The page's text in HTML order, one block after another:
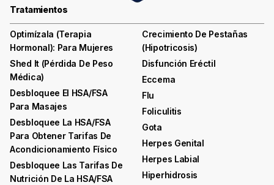
Tratamientos
Optimízala (terapia
Hormonal): Para Mujeres
Shed It (pérdida De Peso
Médica)
Desbloquee El HSA/FSA
Para Masajes
Desbloquee La HSA/FSA
Para Obtener Tarifas De
Acondicionamiento Físico
Desbloquee Las Tarifas De
Nutrición De La HSA/FSA
Crecimiento De Pestañas
(hipotricosis)
Disfunción Eréctil
Eccema
Flu
Foliculitis
Gota
Herpes Genital
Herpes Labial
Hiperhidrosis